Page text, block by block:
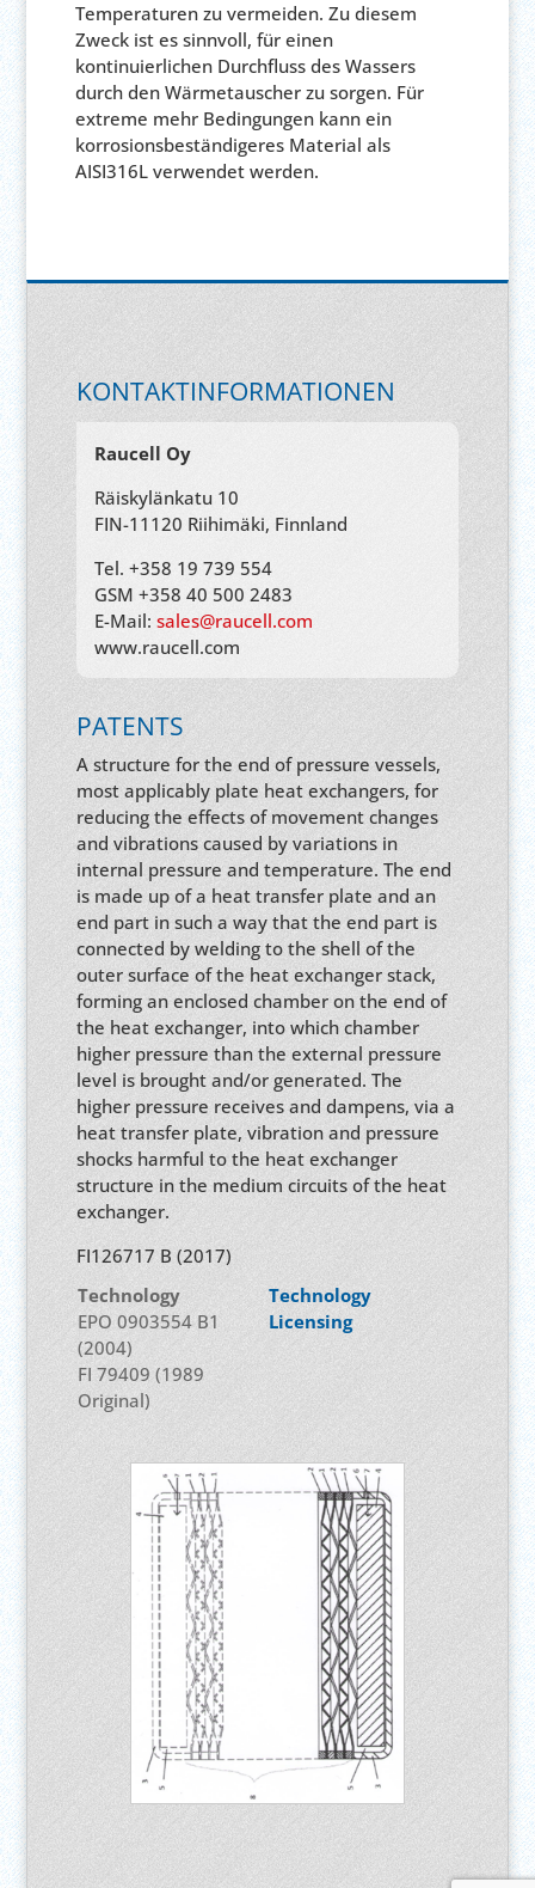
Temperaturen zu vermeiden. Zu diesem
Zweck ist es sinnvoll, für einen
kontinuierlichen Durchfluss des Wassers
durch den Wärmetauscher zu sorgen. Für
extreme mehr Bedingungen kann ein
korrosionsbeständigeres Material als
AISI316L verwendet werden.
KONTAKTINFORMATIONEN
Raucell Oy
Räiskylänkatu 10
FIN-11120 Riihimäki, Finnland
Tel. +358 19 739 554
GSM +358 40 500 2483
E-Mail: sales@raucell.com
www.raucell.com
PATENTS
A structure for the end of pressure vessels,
most applicably plate heat exchangers, for
reducing the effects of movement changes
and vibrations caused by variations in
internal pressure and temperature. The end
is made up of a heat transfer plate and an
end part in such a way that the end part is
connected by welding to the shell of the
outer surface of the heat exchanger stack,
forming an enclosed chamber on the end of
the heat exchanger, into which chamber
higher pressure than the external pressure
level is brought and/or generated. The
higher pressure receives and dampens, via a
heat transfer plate, vibration and pressure
shocks harmful to the heat exchanger
structure in the medium circuits of the heat
exchanger.
FI126717 B (2017)
Technology
EPO 0903554 B1
(2004)
FI 79409 (1989
Original)
Technology
Licensing